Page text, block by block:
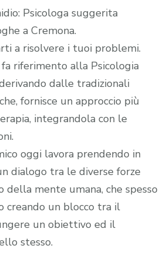
Psicologa suggerita
a Cremona.
a risolvere i tuoi problemi.
riferimento alla Psicologia
dalle tradizionali
fornisce un approccio più
integrandola con le
oggi lavora prendendo in
dialogo tra le diverse forze
della mente umana, che spesso
creando un blocco tra il
un obiettivo ed il
stesso.